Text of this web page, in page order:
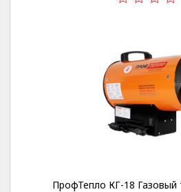
ПрофТепло КГ-18 Газовый